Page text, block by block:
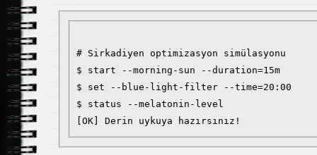
# Sirkadiyen optimizasyon simülasyonu
$ start --morning-sun --duration=15m
$ set --blue-light-filter --time=20:00
$ status --melatonin-level